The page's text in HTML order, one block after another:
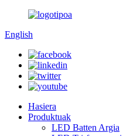
English
Hasiera
Produktuak
LED Batten Argia